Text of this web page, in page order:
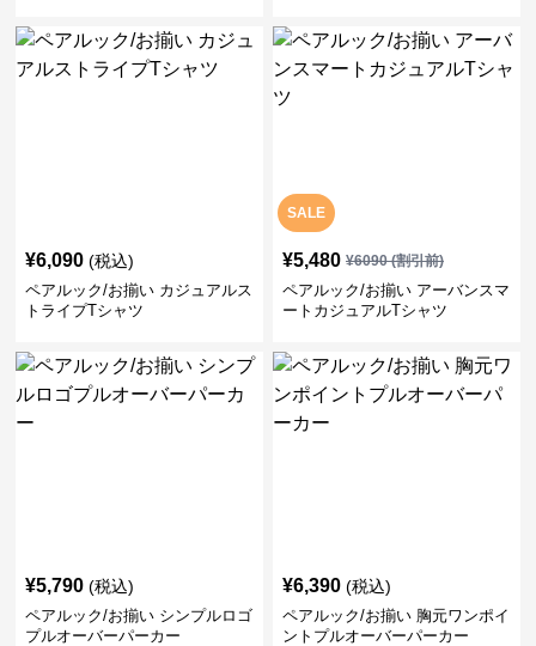
¥6,090 (税込)
ペアルック/お揃い カジュアルス
トライプTシャツ
SALE
¥5,480 ¥6090(割引前)
ペアルック/お揃い アーバンスマ
ートカジュアルTシャツ
¥5,790 (税込)
ペアルック/お揃い シンプルロゴ
プルオーバーパーカー
¥6,390 (税込)
ペアルック/お揃い 胸元ワンポイ
ントプルオーバーパーカー